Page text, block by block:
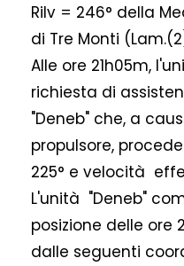
Rilv = 246° della
di Tre Monti
Alle ore 21h05m,
richiesta di
"Deneb" che, a
propulsore,
225° e velocità
L'unità "Deneb"
posizione delle ore
dalle seguenti